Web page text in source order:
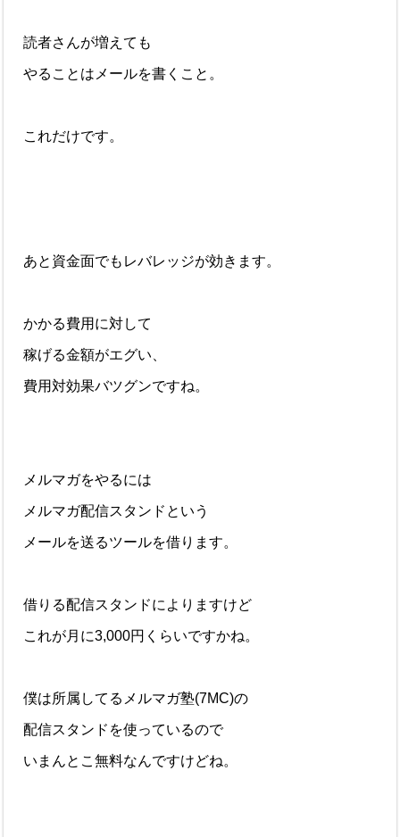
読者さんが増えても
やることはメールを書くこと。
これだけです。
あと資金面でもレバレッジが効きます。
かかる費用に対して
稼げる金額がエグい、
費用対効果バツグンですね。
メルマガをやるには
メルマガ配信スタンドという
メールを送るツールを借ります。
借りる配信スタンドによりますけど
これが月に3,000円くらいですかね。
僕は所属してるメルマガ塾(7MC)の
配信スタンドを使っているので
いまんとこ無料なんですけどね。